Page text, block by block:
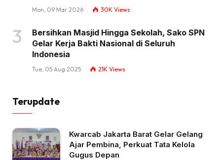
Mon, 09 Mar 2026 30K Views
Bersihkan Masjid Hingga Sekolah, Sako SPN
Gelar Kerja Bakti Nasional di Seluruh
Indonesia
Tue, 05 Aug 2025 21K Views
Terupdate
Kwarcab Jakarta Barat Gelar Gelang
Ajar Pembina, Perkuat Tata Kelola
Gugus Depan